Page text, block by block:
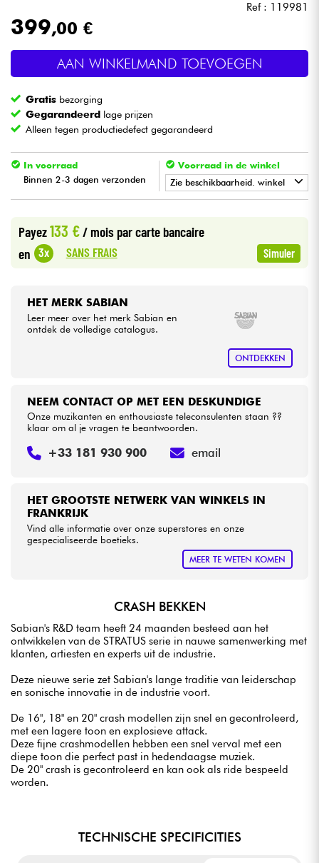
Live Sound
Licht
Drums & percussie
Viool & Quatuor
Kabels & toebehoren
HiFi
Sets
Ref : 119981
399,00 €
AAN WINKELMAND TOEVOEGEN
Gratis bezorging
Gegarandeerd lage prijzen
Alleen tegen productiedefect gegarandeerd
In voorraad
Binnen 2-3 dagen verzonden
Voorraad in de winkel
Zie beschikbaarheid. winkel
Payez133 €/ mois par carte bancaire
en 3x SANS FRAIS Simuler
HET MERK SABIAN
Leer meer over het merk Sabian en
ontdek de volledige catalogus.
ONTDEKKEN
HET GROOTSTE NETWERK VAN WINKELS IN
FRANKRIJK
Vind alle informatie over onze superstores en onze
gespecialiseerde boetieks.
MEER TE WETEN KOMEN
NEEM CONTACT OP MET EEN DESKUNDIGE
Onze muzikanten en enthousiaste teleconsulenten staan ??
klaar om al je vragen te beantwoorden.
+33 181 930 900 email
CRASH BEKKEN
Sabian's R&D team heeft 24 maanden besteed aan het
ontwikkelen van de STRATUS serie in nauwe samenwerking met
klanten, artiesten en experts uit de industrie.
Deze nieuwe serie zet Sabian's lange traditie van leiderschap
en sonische innovatie in de industrie voort.
De 16", 18" en 20" crash modellen zijn snel en gecontroleerd,
met een lagere toon en explosieve attack.
Deze fijne crashmodellen hebben een snel verval met een
diepe toon die perfect past in hedendaagse muziek.
De 20" crash is gecontroleerd en kan ook als ride bespeeld
worden.
TECHNISCHE SPECIFICITIES